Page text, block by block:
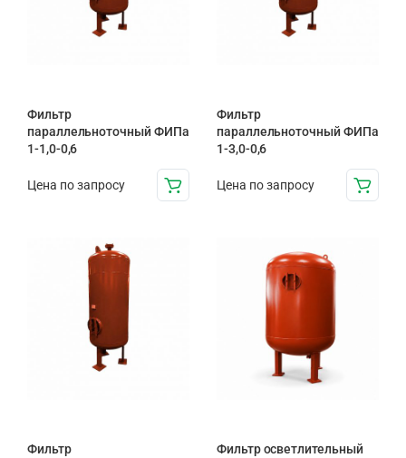
Фильтр
параллельноточный ФИПа
1-1,0-0,6
Цена по запросу
Фильтр
параллельноточный ФИПа
1-3,0-0,6
Цена по запросу
Фильтр
Фильтр осветлительный